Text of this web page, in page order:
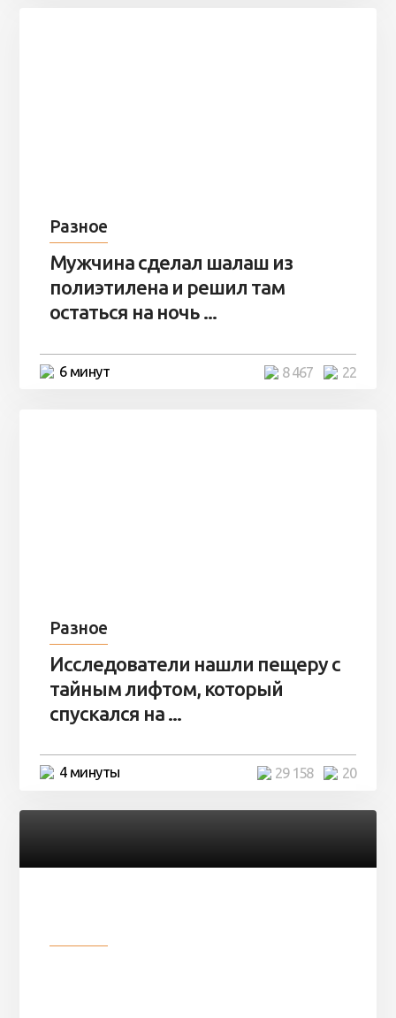
Разное
Мужчина сделал шалаш из
полиэтилена и решил там
остаться на ночь ...
6 минут 22
8 467
Разное
Исследователи нашли пещеру с
тайным лифтом, который
спускался на ...
4 минуты 20
29 158